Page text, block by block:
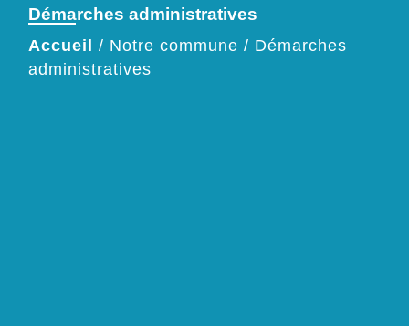
Démarches administratives
Accueil / Notre commune / Démarches
administratives